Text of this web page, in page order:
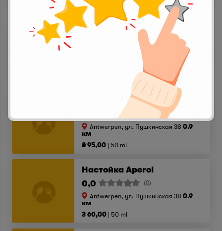
₴ 69,00
50 ml
Коньяк Jean Fillioux COQ
(0)
Antwerpen, ул. Пушкинская 38
0.9
Віскі Jack Daniels
Antwerpen, ул. Пушкинская 380.9
км
₴ 95,00
50 ml
Настойка Aperol
0,0
(0)
Antwerpen, ул. Пушкинская 380.9
км
₴ 60,00
50 ml